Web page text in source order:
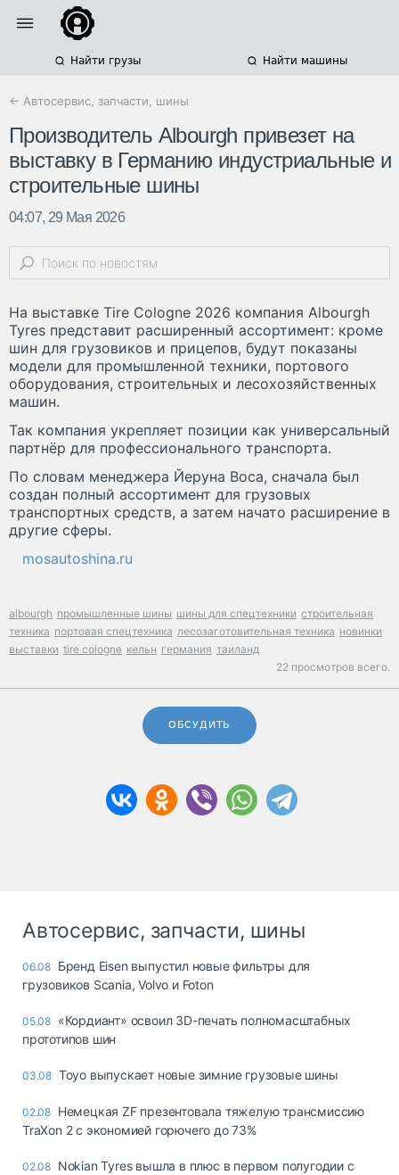
Найти грузы Найти машины
← Автосервис, запчасти, шины
Производитель Albourgh привезет на
выставку в Германию индустриальные и
строительные шины
04:07, 29 Мая 2026
На выставке Tire Cologne 2026 компания Albourgh
Tyres представит расширенный ассортимент: кроме
шин для грузовиков и прицепов, будут показаны
модели для промышленной техники, портового
оборудования, строительных и лесохозяйственных
машин.
Так компания укрепляет позиции как универсальный
партнёр для профессионального транспорта.
По словам менеджера Йеруна Воса, сначала был
создан полный ассортимент для грузовых
транспортных средств, а затем начато расширение в
другие сферы.
mosautoshina.ru
albourgh промышленные шины шины для спецтехники строительная
техника портовая спецтехника лесозаготовительная техника новинки
выставки tire cologne кельн германия таиланд
22 просмотров всего.
ОБСУДИТЬ
Автосервис, запчасти, шины
06.08 Бренд Eisen выпустил новые фильтры для
грузовиков Scania, Volvo и Foton
05.08 «Кордиант» освоил 3D-печать полномасштабных
прототипов шин
03.08 Toyo выпускает новые зимние грузовые шины
02.08 Немецкая ZF презентовала тяжелую трансмиссию
TraXon 2 с экономией горючего до 73%
02.08 Nokian Tyres вышла в плюс в первом полугодии с